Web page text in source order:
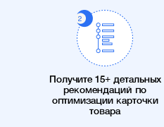
Получите 15+ детальных
рекомендаций по
оптимизации карточки
товара